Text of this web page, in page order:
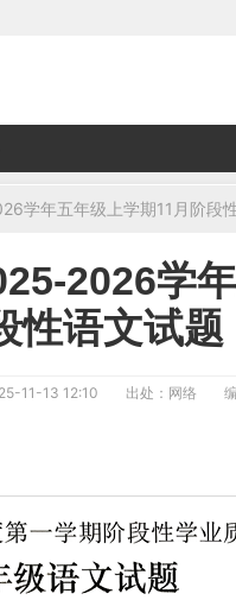
学年五年级上学期11月阶段
2026学
性语文试题
11-13 12:10 出处：网络